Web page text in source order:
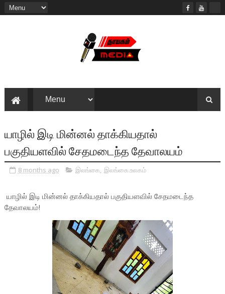
யாழில் இடி மின்னல் தாக்கியதால்
பகுதியளவில் சேதமடைந்த தேவாலயம்
8 months ago இலங்கை, இலங்கை.உலகம்
யாழில் இடி மின்னல் தாக்கியதால் பகுதியளவில் சேதமடைந்த
தேவாலயம்!